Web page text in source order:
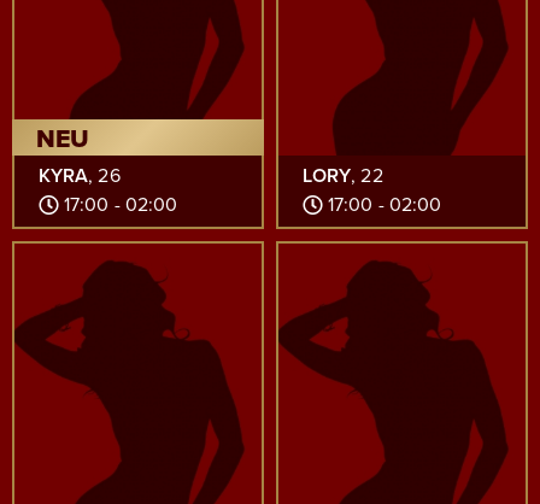
NEU
KYRA, 26
17:00 - 02:00
LORY, 22
17:00 - 02:00